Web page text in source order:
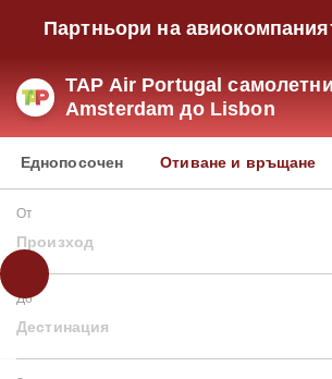
Партньори на
TAP Air Portugal
Amsterdam до Lisbon
Еднопосочен Отиване и връщане
От
Произход
До
Дестинация